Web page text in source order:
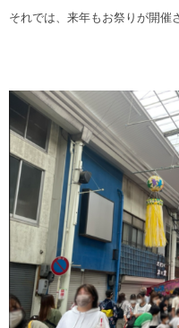
それでは、来年もお祭りが開催